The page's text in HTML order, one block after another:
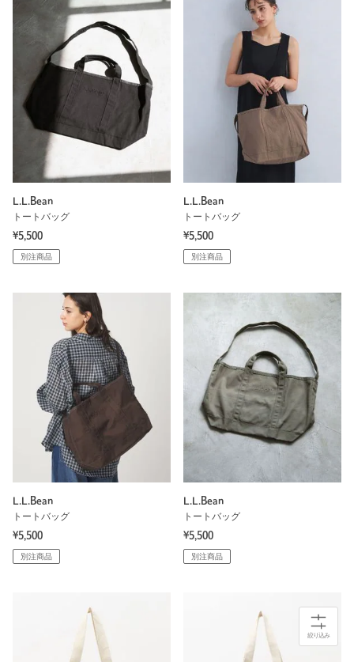
L.L.Bean
トートバッグ
¥5,500
別注商品
L.L.Bean
トートバッグ
¥5,500
別注商品
L.L.Bean
トートバッグ
¥5,500
別注商品
L.L.Bean
トートバッグ
¥5,500
別注商品
絞り込み